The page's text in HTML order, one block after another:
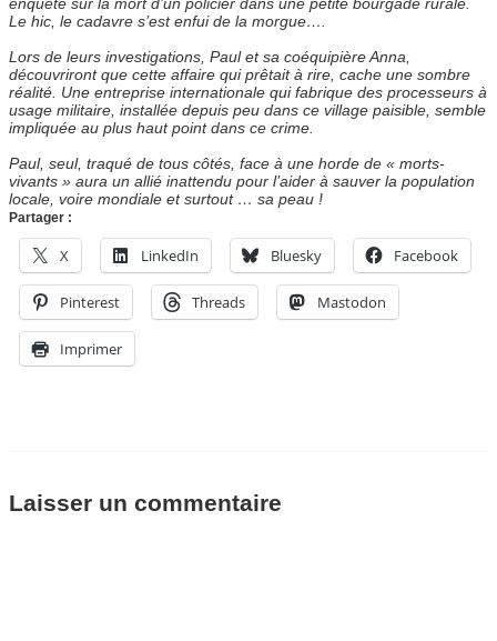
enquête sur la mort d’un policier dans une petite bourgade rurale.
Le hic, le cadavre s’est enfui de la morgue….
Lors de leurs investigations, Paul et sa coéquipière Anna,
découvriront que cette affaire qui prêtait à rire, cache une sombre
réalité. Une entreprise internationale qui fabrique des processeurs à
usage militaire, installée depuis peu dans ce village paisible, semble
impliquée au plus haut point dans ce crime.
Paul, seul, traqué de tous côtés, face à une horde de « morts-
vivants » aura un allié inattendu pour l’aider à sauver la population
locale, voire mondiale et surtout … sa peau !
Partager :
X LinkedIn Bluesky Facebook
Pinterest Threads Mastodon
Imprimer
Laisser un commentaire